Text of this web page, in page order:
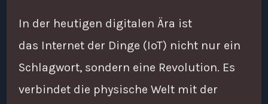
In der heutigen digitalen Ära ist
das Internet der Dinge (IoT) nicht nur ein
Schlagwort, sondern eine Revolution. Es
verbindet die physische Welt mit der